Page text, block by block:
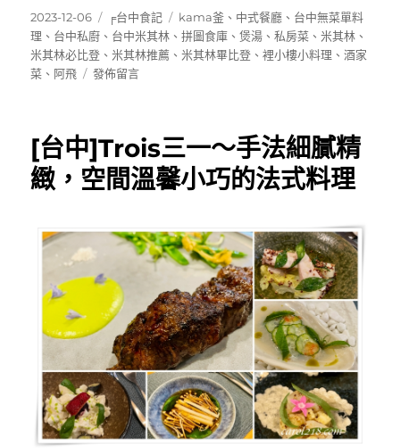
發
佈
日
期:
2023-12-06
分
類
╒台中食記
標
籤
kama釜 、 中式餐廳 、 台中無菜單料
理 、 台中私廚 、 台中米其林 、拼圖食庫 、煲湯 、私房菜 、米其林 、
米其林必比登 、米其林推薦 、米其林畢比登 、裡小樓小料理 、酒家
菜 、 阿飛
在
小
樓
小
巷
弄
隱
藏
私
房
小
菜
發佈留言
[台中]Trois三一～手法細膩精
緻，空間溫馨小巧的法式料理